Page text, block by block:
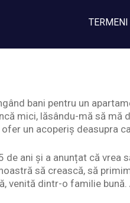
bani pentru un
mici, lăsându-mă să mă
un acoperiș deasupra
de ani și a anunțat că vrea
să crească, să
venită dintr-o familie